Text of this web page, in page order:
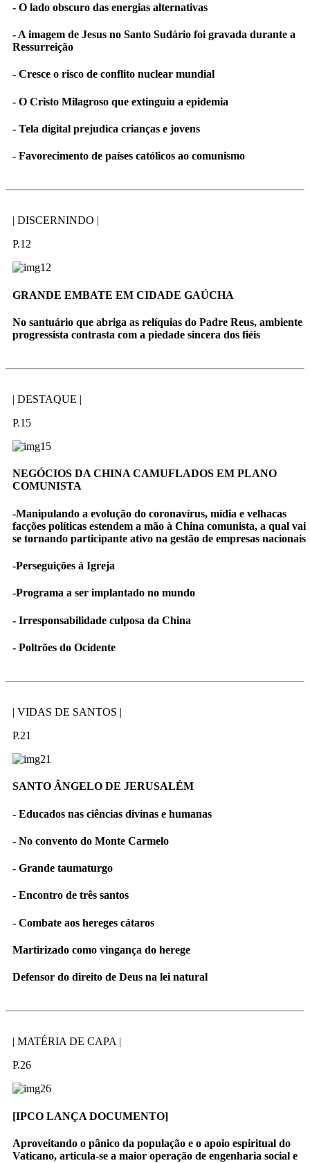
- O lado obscuro das energias alternativas
- A imagem de Jesus no Santo Sudário foi gravada durante a
Ressurreição
- Cresce o risco de conflito nuclear mundial
- O Cristo Milagroso que extinguiu a epidemia
- Tela digital prejudica crianças e jovens
- Favorecimento de países católicos ao comunismo
| DISCERNINDO |
P.12
GRANDE EMBATE EM CIDADE GAÚCHA
No santuário que abriga as relíquias do Padre Reus, ambiente
progressista contrasta com a piedade sincera dos fiéis
| DESTAQUE |
P.15
NEGÓCIOS DA CHINA CAMUFLADOS EM PLANO
COMUNISTA
-Manipulando a evolução do coronavírus, mídia e velhacas
facções políticas estendem a mão à China comunista, a qual vai
se tornando participante ativo na gestão de empresas nacionais
-Perseguições à Igreja
-Programa a ser implantado no mundo
- Irresponsabilidade culposa da China
- Poltrões do Ocidente
| VIDAS DE SANTOS |
P.21
SANTO ÂNGELO DE JERUSALÉM
- Educados nas ciências divinas e humanas
- No convento do Monte Carmelo
- Grande taumaturgo
- Encontro de três santos
- Combate aos hereges cátaros
Martirizado como vingança do herege
Defensor do direito de Deus na lei natural
| MATÉRIA DE CAPA |
P.26
[IPCO LANÇA DOCUMENTO]
Aproveitando o pânico da população e o apoio espiritual do
Vaticano, articula-se a maior operação de engenharia social e